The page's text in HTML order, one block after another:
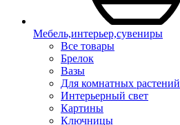
Мебель,интерьер,сувениры
Все товары
Брелок
Вазы
Для комнатных растений
Интерьерный свет
Картины
Ключницы